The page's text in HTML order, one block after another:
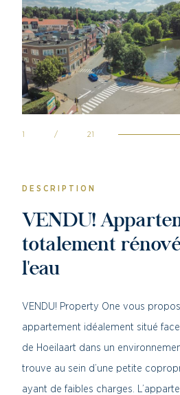
1 / 21
DESCRIPTION
VENDU! Appartement
totalement
l'eau
VENDU! Property One vous
appartement idéalement situé
de Hoeilaart dans un
trouve au sein d’une petite
ayant de faibles charges.